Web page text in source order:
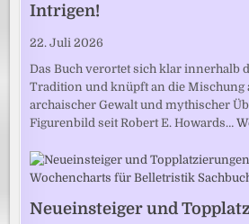
Intrigen!
22. Juli 2026
Das Buch verortet sich klar innerhalb
Tradition und knüpft an die Mischung
archaischer Gewalt und mythischer
Figurenbild seit Robert E. Howards…
Neueinsteiger und